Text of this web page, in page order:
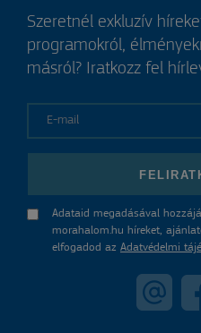
Szeretnél exkluzív
programokról,
másról? Iratkozz fel
Adataid megadásával
morahalom.hu híreket,
elfogadod az Adatvédelmi